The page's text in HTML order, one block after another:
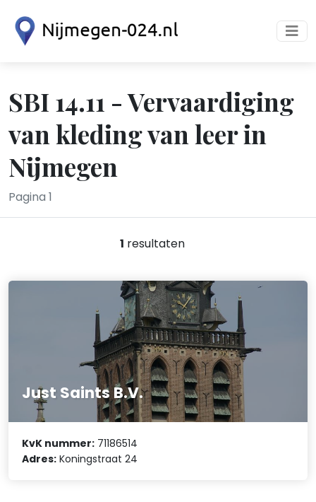
SBI 14.11 - Vervaardiging
van kleding van leer in
Nijmegen
Pagina 1
1 resultaten
Just Saints B.V.
KvK nummer: 71186514
Adres: Koningstraat 24